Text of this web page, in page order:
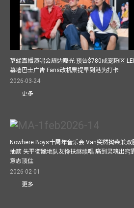
草蜢直播演唱会周边曝光 预告$780成宠粉区
幕墙巴士广告 Fans改机票提早到港为打卡
2026-03-24
更多
Nowhere Boys十周年音乐会 Van突然拗柴兼双
抽筋 失平衡跪地队友搀扶继续唱 痛到灵魂出窍
意志顶住
2026-02-01
更多